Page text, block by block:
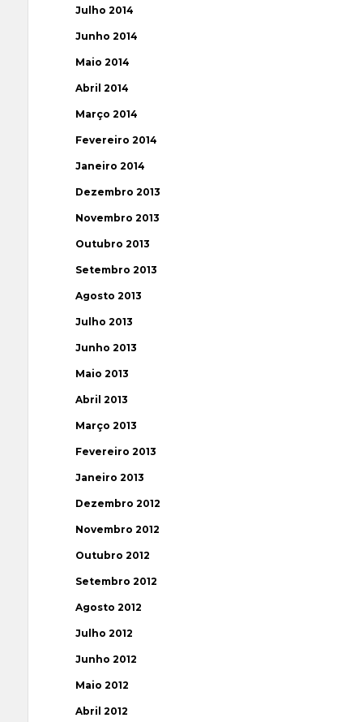
Julho 2014
Junho 2014
Maio 2014
Abril 2014
Março 2014
Fevereiro 2014
Janeiro 2014
Dezembro 2013
Novembro 2013
Outubro 2013
Setembro 2013
Agosto 2013
Julho 2013
Junho 2013
Maio 2013
Abril 2013
Março 2013
Fevereiro 2013
Janeiro 2013
Dezembro 2012
Novembro 2012
Outubro 2012
Setembro 2012
Agosto 2012
Julho 2012
Junho 2012
Maio 2012
Abril 2012